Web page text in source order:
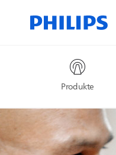
Produkte